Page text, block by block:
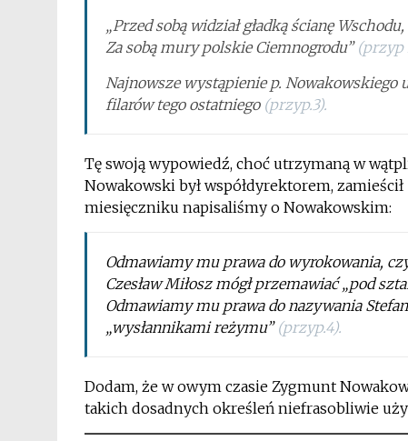
„Przed sobą widział gładką ścianę Wschodu,
Za sobą mury polskie Ciemnogrodu” (przyp
Najnowsze wystąpienie p. Nowakowskiego
filarów tego ostatniego (przyp.3).
Tę swoją wypowiedź, choć utrzymaną w
Nowakowski był współdyrektorem,
miesięczniku napisaliśmy o Nowakowskim:
Odmawiamy mu prawa do wyrokowania,
Czesław Miłosz mógł przemawiać „pod
Odmawiamy mu prawa do nazywania
„wysłannikami reżymu” (przyp.4).
Dodam, że w owym czasie Zygmunt
takich dosadnych określeń niefrasobliwie